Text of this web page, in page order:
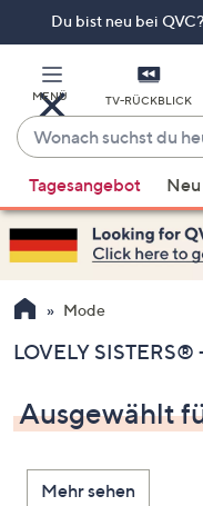
Du bist neu bei
MENÜ TV-RÜCKBLICK
Wonach
suchst
du
heute?
Vorschläge
verfügbar
sind,
verwenden
Sie
Pfeiltasten
oben
und
nach
unten
Tagesangebot Neu
Mode
LOVELY SISTERS®
Ausgewählt
Mehr sehen